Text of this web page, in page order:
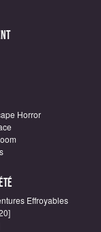
Horror
Effroyables